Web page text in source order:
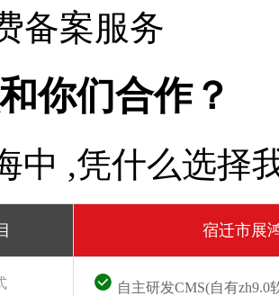
备案服务
你们合作？
中 ,凭什么选择
宿迁市展
自主研发CMS(自有zh9.0